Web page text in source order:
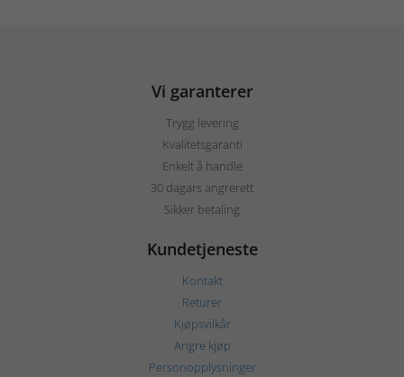
Vi garanterer
Trygg levering
Kvalitetsgaranti
Enkelt å handle
30 dagars angrerett
Sikker betaling
Kundetjeneste
Kontakt
Returer
Kjøpsvilkår
Angre kjøp
Personopplysninger